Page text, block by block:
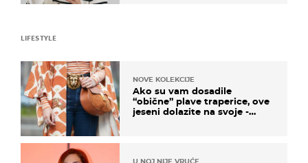
LIFESTYLE
NOVE KOLEKCIJE
Ako su vam dosadile
“obične” plave traperice, ove
jeseni dolazite na svoje -